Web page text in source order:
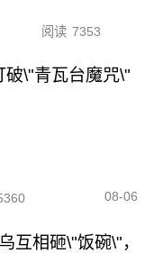
阅读 7353
破\"青瓦台魔咒\"
08-06
互相砸\"饭碗\"，